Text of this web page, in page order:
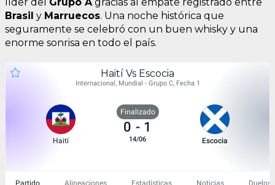
líder del Grupo Agracias al empate registrado entre
Brasil y Marruecos. Una noche histórica que
seguramente se celebró con un buen whisky y una
enorme sonrisa en todo el país.
Haití Vs Escocia
Internacional, Mundial - Grupo C, Fecha 1
Haití
Finalizado
0 - 1
14/06 Escocia